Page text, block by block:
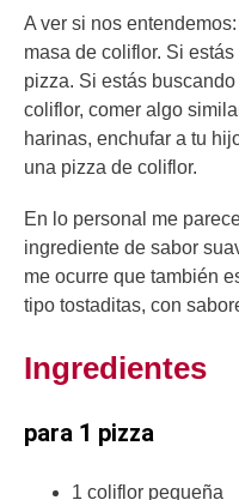
A ver si nos
masa de coliflor. Si
pizza. Si estás
coliflor, comer algo
harinas, enchufar a tu
una pizza de coliflor.
En lo personal me
ingrediente de sabor
me ocurre que también
tipo tostaditas, con
Ingredientes
para 1 pizza
1 coliflor pequeña